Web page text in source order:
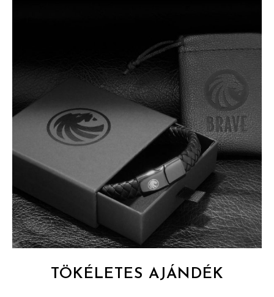
TÖKÉLETES AJÁNDÉK